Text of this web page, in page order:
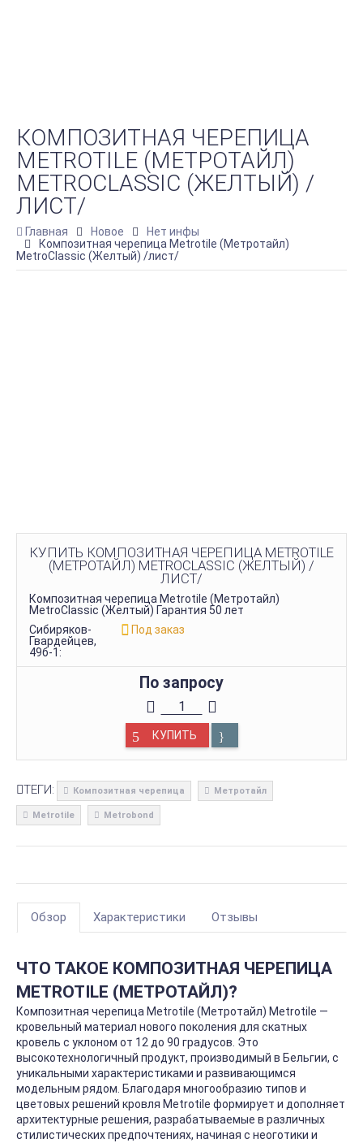
КОМПОЗИТНАЯ ЧЕРЕПИЦА
METROTILE (МЕТРОТАЙЛ)
METROCLASSIC (ЖЕЛТЫЙ) /
ЛИСТ/
Главная Новое
Нет инфы
Композитная черепица Metrotile (Метротайл)
MetroClassic (Желтый) /лист/
КУПИТЬ КОМПОЗИТНАЯ ЧЕРЕПИЦА METROTILE
(МЕТРОТАЙЛ) METROCLASSIC (ЖЕЛТЫЙ) /
ЛИСТ/
Композитная черепица Metrotile (Метротайл)
MetroClassic (Желтый) Гарантия 50 лет
Сибиряков-
Гвардейцев,
49б-1:
Под заказ
По запросу
КУПИТЬ
ТЕГИ: Композитная черепица Метротайл
Metrotile Metrobond
Обзор Характеристики Отзывы
ЧТО ТАКОЕ КОМПОЗИТНАЯ ЧЕРЕПИЦА
METROTILE (МЕТРОТАЙЛ)?
Композитная черепица Metrotile (Метротайл) Metrotile —
кровельный материал нового поколения для скатных
кровель с уклоном от 12 до 90 градусов. Это
высокотехнологичный продукт, производимый в Бельгии, с
уникальными характеристиками и развивающимся
модельным рядом. Благодаря многообразию типов и
цветовых решений кровля Metrotile формирует и дополняет
архитектурные решения, разрабатываемые в различных
стилистических предпочтениях, начиная с неоготики и